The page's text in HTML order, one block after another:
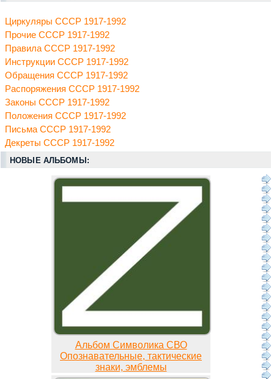
Циркуляры СССР 1917-1992
Прочие СССР 1917-1992
Правила СССР 1917-1992
Инструкции СССР 1917-1992
Обращения СССР 1917-1992
Распоряжения СССР 1917-1992
Законы СССР 1917-1992
Положения СССР 1917-1992
Письма СССР 1917-1992
Декреты СССР 1917-1992
НОВЫЕ АЛЬБОМЫ:
Альбом Символика СВО
Опознавательные, тактические
знаки, эмблемы